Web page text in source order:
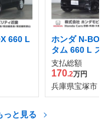
660 L
ホンダ N-
タム 660 L ス
プラス ブラッ
支払総額
170.2万円
兵庫県宝塚市
っと見る